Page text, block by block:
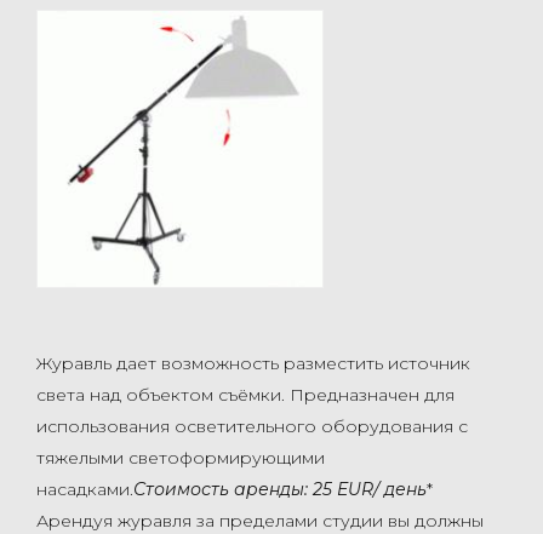
Журавль дает возможность разместить источник
света над объектом съёмки. Предназначен для
использования осветительного оборудования с
тяжелыми светоформирующими
насадками.Стоимость аренды: 25 EUR/день*
Арендуя журавля за пределами студии вы должны